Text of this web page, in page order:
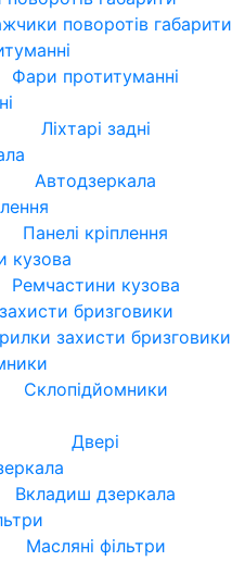
поворотів габарити
Фари протитуманні
Ліхтарі задні
Автодзеркала
Панелі кріплення
Ремчастини кузова
захисти бризговики
Склопідйомники
Двері
Вкладиш дзеркала
Масляні фільтри